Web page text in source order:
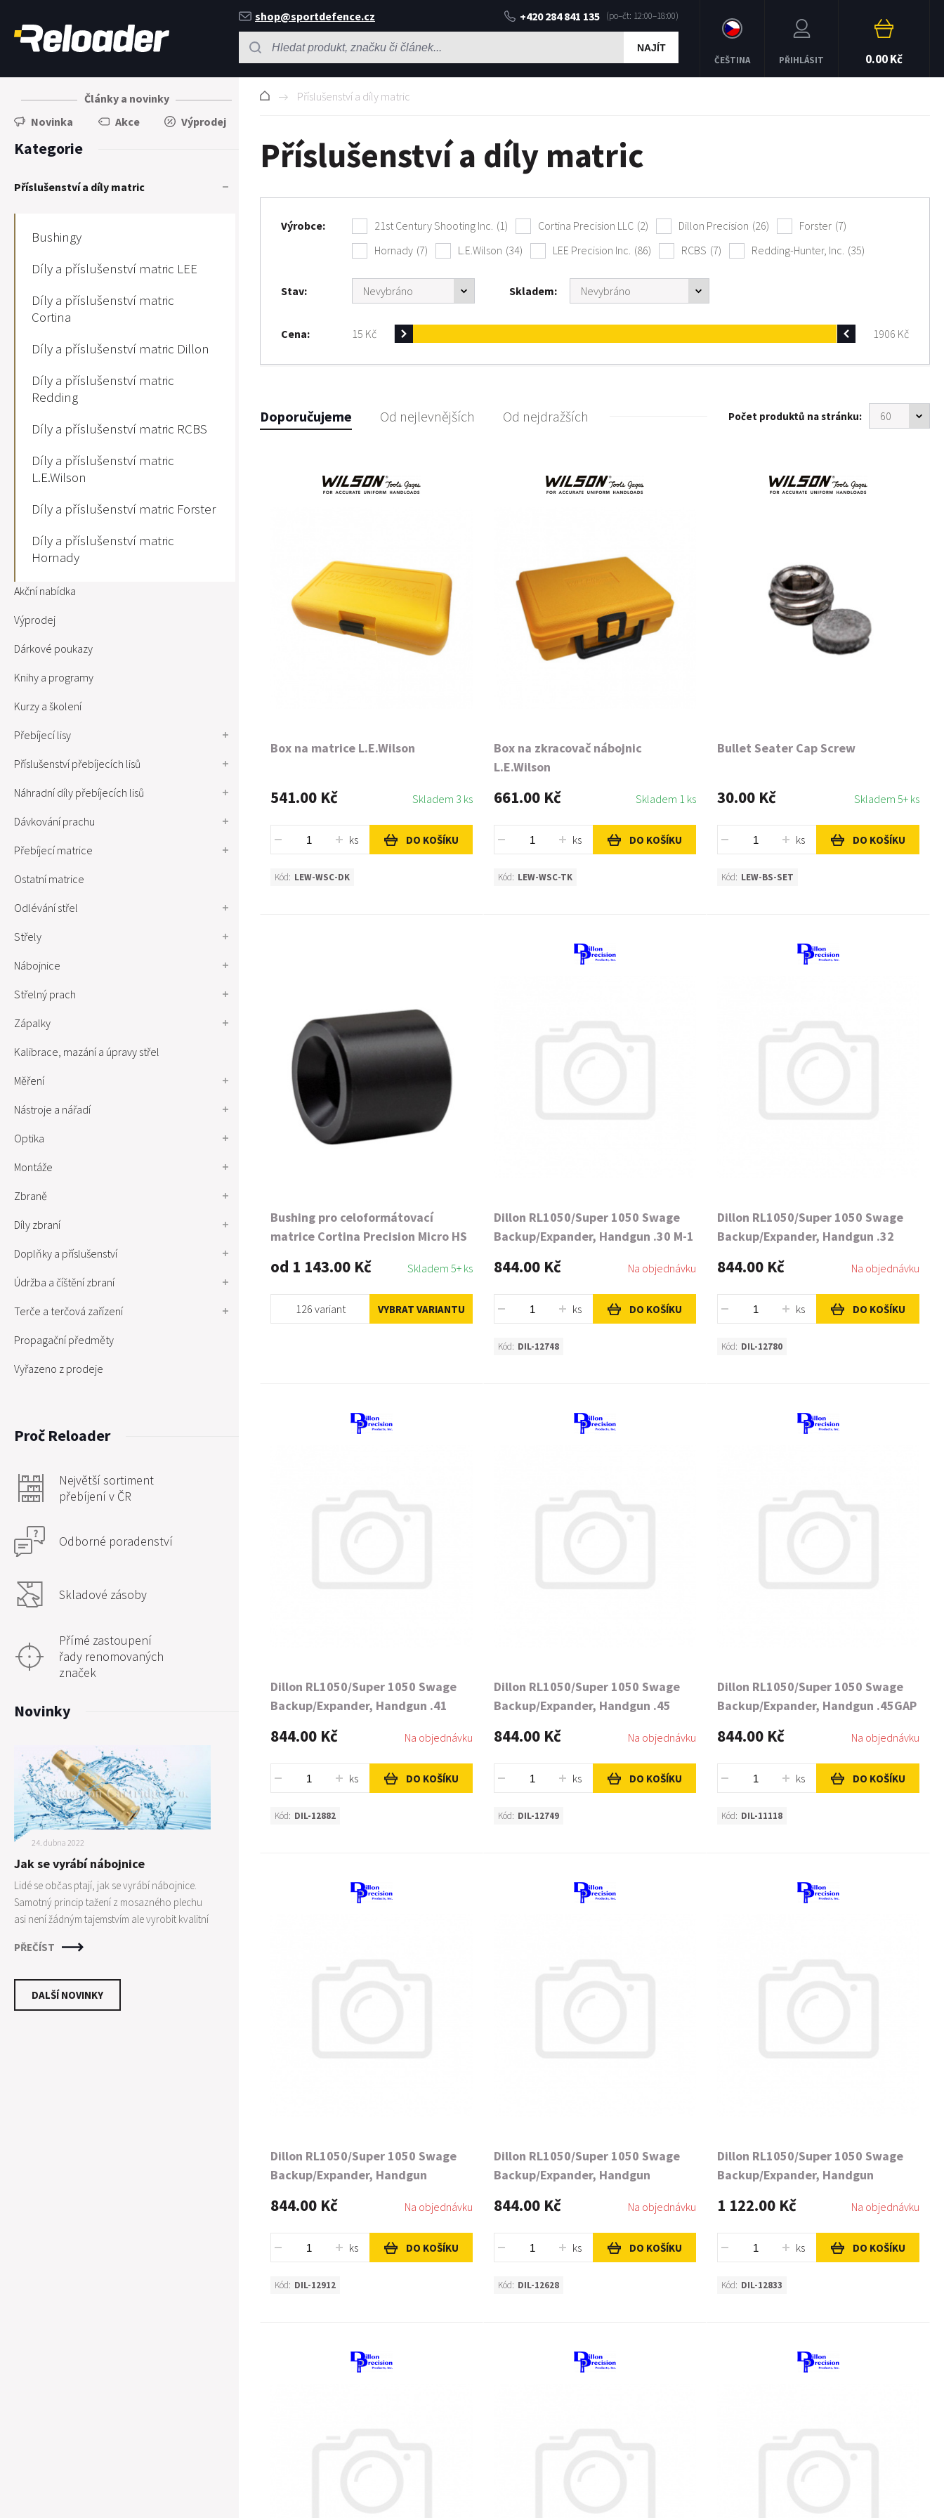
shop@sportdefence.cz +420 284 841 135
NAJÍT
ČEŠTINA PŘIHLÁSIT 0.00 Kč
Články a novinky
Novinka
Akce Výprodej
Kategorie
Příslušenství a díly matric
Bushingy
Díly a příslušenství matric LEE
Díly a příslušenství matric
Cortina
Díly a příslušenství matric Dillon
Díly a příslušenství matric
Redding
Díly a příslušenství matric RCBS
Díly a příslušenství matric
L.E.Wilson
Díly a příslušenství matric Forster
Díly a příslušenství matric
Hornady
Akční nabídka
Výprodej
Dárkové poukazy
Knihy a programy
Kurzy a školení
Přebíjecí lisy
Příslušenství přebíjecích lisů
Náhradní díly přebíjecích lisů
Dávkování prachu
Přebíjecí matrice
Ostatní matrice
Odlévání střel
Střely
Nábojnice
Střelný prach
Zápalky
Kalibrace, mazání a úpravy střel
Měření
Nástroje a nářadí
Optika
Montáže
Zbraně
Díly zbraní
Doplňky a příslušenství
Údržba a číštění zbraní
Terče a terčová zařízení
Propagační předměty
Vyřazeno z prodeje
Proč Reloader
Největší sortiment
přebíjení v ČR
Odborné poradenství
Skladové zásoby
Přímé zastoupení
řady renomovaných
značek
Novinky
24. dubna 2022
Jak se vyrábí nábojnice
Lidé se občas ptají, jak se vyrábí nábojnice.
Samotný princip tažení z mosazného plechu
asi není žádným tajemstvím ale vyrobit kvalitní
mohlo zdát. Je zapotřebí mnoha kroků a
vytvoření kvalitní nábojnice, která poskytne
střelci maximální konzistenci. Pro osvětlení
PŘEČÍST
DALŠÍ NOVINKY
Příslušenství a díly matric
Příslušenství a díly matric
Výrobce 21st Century Shooting Inc. (1) Cortina Precision LLC (2) Dillon Precision (26) Forster (7)
Hornady (7) L.E.Wilson (34) LEE Precision Inc. (86) RCBS (7) Redding-Hunter, Inc. (35)
Stav Skladem
Cena 15 Kč 1906 Kč
Doporučujeme Od nejlevnějších Od nejdražších Počet produktů na stránku:
Box na matrice L.E.Wilson
541.00 Kč Skladem 3 ks
ks DO KOŠÍKU
Kód: LEW-WSC-DK
Box na zkracovač nábojnic
L.E.Wilson
661.00 Kč Skladem 1 ks
ks DO KOŠÍKU
Kód: LEW-WSC-TK
Bullet Seater Cap Screw
30.00 Kč Skladem 5+ ks
ks DO KOŠÍKU
Kód: LEW-BS-SET
Bushing pro celoformátovací
matrice Cortina Precision Micro HS
od 1 143.00 Kč Skladem 5+ ks
126 variant VYBRAT VARIANTU
Dillon RL1050/Super 1050 Swage
Backup/Expander, Handgun .30 M-1
844.00 Kč Na objednávku
ks DO KOŠÍKU
Kód: DIL-12748
Dillon RL1050/Super 1050 Swage
Backup/Expander, Handgun .32
844.00 Kč Na objednávku
ks DO KOŠÍKU
Kód: DIL-12780
Dillon RL1050/Super 1050 Swage
Backup/Expander, Handgun .41
844.00 Kč Na objednávku
ks DO KOŠÍKU
Kód: DIL-12882
Dillon RL1050/Super 1050 Swage
Backup/Expander, Handgun .45
844.00 Kč Na objednávku
ks DO KOŠÍKU
Kód: DIL-12749
Dillon RL1050/Super 1050 Swage
Backup/Expander, Handgun .45GAP
844.00 Kč Na objednávku
ks DO KOŠÍKU
Kód: DIL-11118
Dillon RL1050/Super 1050 Swage
Backup/Expander, Handgun
844.00 Kč Na objednávku
ks DO KOŠÍKU
Kód: DIL-12912
Dillon RL1050/Super 1050 Swage
Backup/Expander, Handgun
844.00 Kč Na objednávku
ks DO KOŠÍKU
Kód: DIL-12628
Dillon RL1050/Super 1050 Swage
Backup/Expander, Handgun
1 122.00 Kč Na objednávku
ks DO KOŠÍKU
Kód: DIL-12833